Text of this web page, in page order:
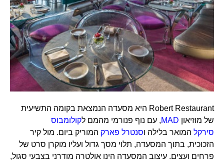
Robert Restaurant היא מסעדה הנמצאת בקומה התשיעית
של מוזיאון MAD, עם נוף פנורמי מהמם לקולומבוס
סירקל המואר בלילה וסנטרל פארק המוריק ביום. מול קיר
הזכוכית, בתוך המסעדה, תלוי מסך גדול ועליו מוקרן סרט של
פרחים ועצים. עיצוב המסעדה הינו אולטרה מודרני בצבעי סגול,